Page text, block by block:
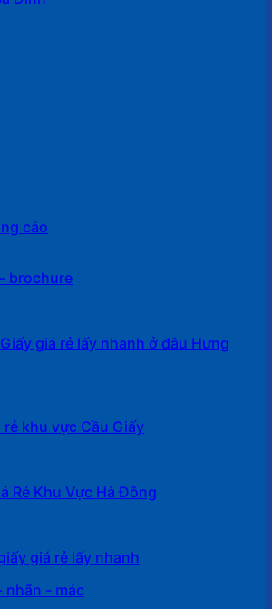
cáo
brochure
giá rẻ lấy nhanh ở đâu Hưng
khu vực Cầu Giấy
Rẻ Khu Vực Hà Đông
giá rẻ lấy nhanh
nhãn - mác